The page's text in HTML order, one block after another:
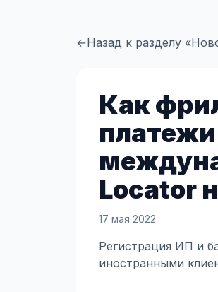
←Назад к разделу
Как
Locator
17 мая 2022
Регистрация ИП и
иностранными